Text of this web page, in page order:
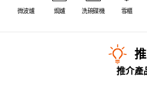
微波爐 焗爐 洗碗碟機 雪櫃
推介產